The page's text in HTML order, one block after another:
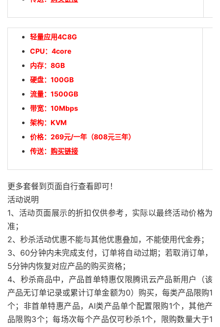
轻量应用4C8G
CPU：4core
内存：8GB
硬盘：100GB
流量：1500GB
带宽：10Mbps
架构：KVM
价格： 269元/一年（808元三年）
传送： 购买链接
更多套餐到页面自行查看即可！
活动说明
1、活动页面展示的折扣仅供参考，实际以最终活动价格为
准；
2、秒杀活动优惠不能与其他优惠叠加，不能使用代金券；
3、60分钟内未完成支付，订单将自动过期；若取消订单，
5分钟内恢复对应产品的购买资格；
4、秒杀商品中，产品首单特惠仅限腾讯云产品新用户（该
产品无订单记录或累计订单金额为0）购买，每类产品限购1
个；非首单特惠产品，AI类产品单个配置限购1个，其他产
品限购3个；每场次每个产品仅可秒杀1个，限购数量大于1